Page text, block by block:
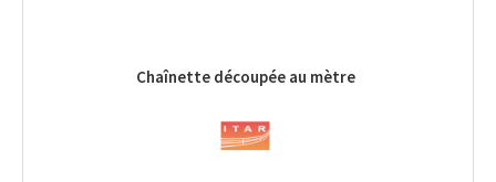
Chaînette découpée au mètre